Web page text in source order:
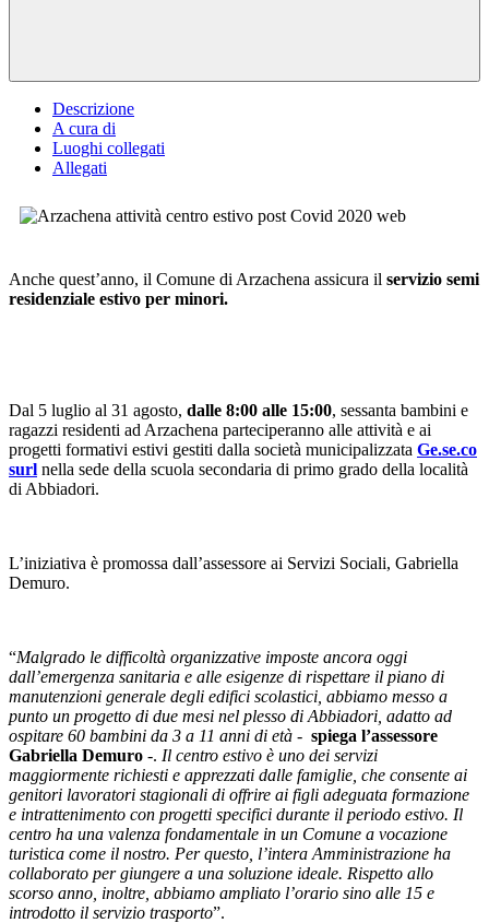
Descrizione
A cura di
Luoghi collegati
Allegati
Anche quest’anno, il Comune di Arzachena assicura il servizio semi
residenziale estivo per minori.
Dal 5 luglio al 31 agosto, dalle 8:00 alle 15:00, sessanta bambini e
ragazzi residenti ad Arzachena parteciperanno alle attività e ai
progetti formativi estivi gestiti dalla società municipalizzata Ge.se.co
surl nella sede della scuola secondaria di primo grado della località
di Abbiadori.
L’iniziativa è promossa dall’assessore ai Servizi Sociali, Gabriella
Demuro.
“Malgrado le difficoltà organizzative imposte ancora oggi
dall’emergenza sanitaria e alle esigenze di rispettare il piano di
manutenzioni generale degli edifici scolastici, abbiamo messo a
punto un progetto di due mesi nel plesso di Abbiadori, adatto ad
ospitare 60 bambini da 3 a 11 anni di età - spiega l’assessore
Gabriella Demuro -. Il centro estivo è uno dei servizi
maggiormente richiesti e apprezzati dalle famiglie, che consente ai
genitori lavoratori stagionali di offrire ai figli adeguata formazione
e intrattenimento con progetti specifici durante il periodo estivo. Il
centro ha una valenza fondamentale in un Comune a vocazione
turistica come il nostro. Per questo, l’intera Amministrazione ha
collaborato per giungere a una soluzione ideale. Rispetto allo
scorso anno, inoltre, abbiamo ampliato l’orario sino alle 15 e
introdotto il servizio trasporto”.